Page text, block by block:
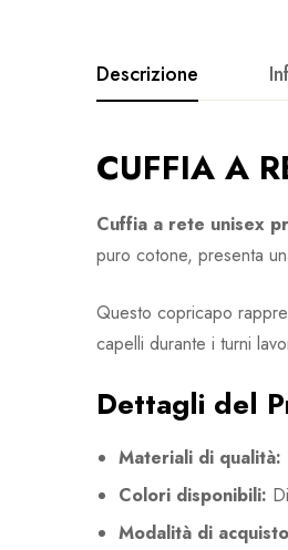
Descrizione
CUFFIA A
Cuffia a rete unisex
puro cotone, presenta
Questo copricapo
capelli durante i turni
Dettagli del
Materiali di qualità:
Colori disponibili:
Modalità di